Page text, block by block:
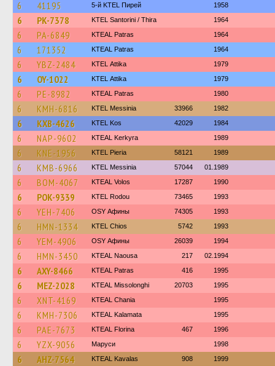
6 41195 5-й KTEL Пирей 1958
6 PK-7378 KTEL Santorini / Thira 1964
6 PA-6849 KTEAL Patras 1964
6 171352 KTEAL Patras 1964
6 YBZ-2484 KΤΕL Αttika 1979
6 OY-1022 KΤΕL Αttika 1979
6 PE-8982 KTEAL Patras 1980
6 KMH-6816 KTEL Messinia 33966 1982
6 KXB-4626 KTEL Kos 42029 1984
6 NAP-9602 KTEAL Kerkyra 1989
6 KNE-1956 KTEL Pieria 58121 1989
6 KMB-6966 KTEL Messinia 57044 01.1989
6 BOM-4067 KTEAL Volos 17287 1990
6 POK-9339 ΚΤΕL Rodou 73465 1993
6 YEH-7406 OSY Афины 74305 1993
6 HMN-1334 KTEL Chios 5742 1993
6 YEM-4906 OSY Афины 26039 1994
6 HMN-3450 KTEAL Naousa 217 02.1994
6 AXY-8466 KTEAL Patras 416 1995
6 MEZ-2028 KTEAL Missolonghi 20703 1995
6 XNT-4169 KTEAL Chania 1995
6 KMH-7306 KTEAL Kalamata 1995
6 PAE-7673 KTEAL Florina 467 1996
6 YZX-9056 Маруси 1998
6 AHZ-7564 KTEAL Kavalas 908 1999